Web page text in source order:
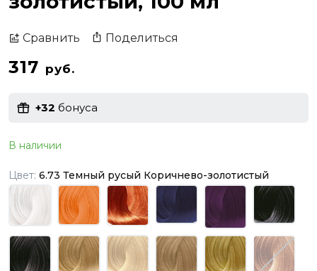
Сравнить Поделиться
317 руб.
+32 бонуса
В наличии
Цвет: 6.73 Темный русый Коричнево-золотистый